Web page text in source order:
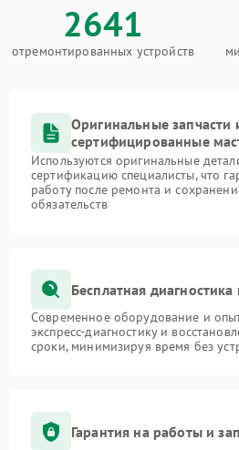
2641
отремонтированных устройств
Оригинальные запчасти
сертифицированные
Используются оригинальные
сертификацию специалисты, что
работу после ремонта и
обязательств
Бесплатная
Современное оборудование и
экспресс-диагностику и
сроки, минимизируя время без
Гарантия на работы и